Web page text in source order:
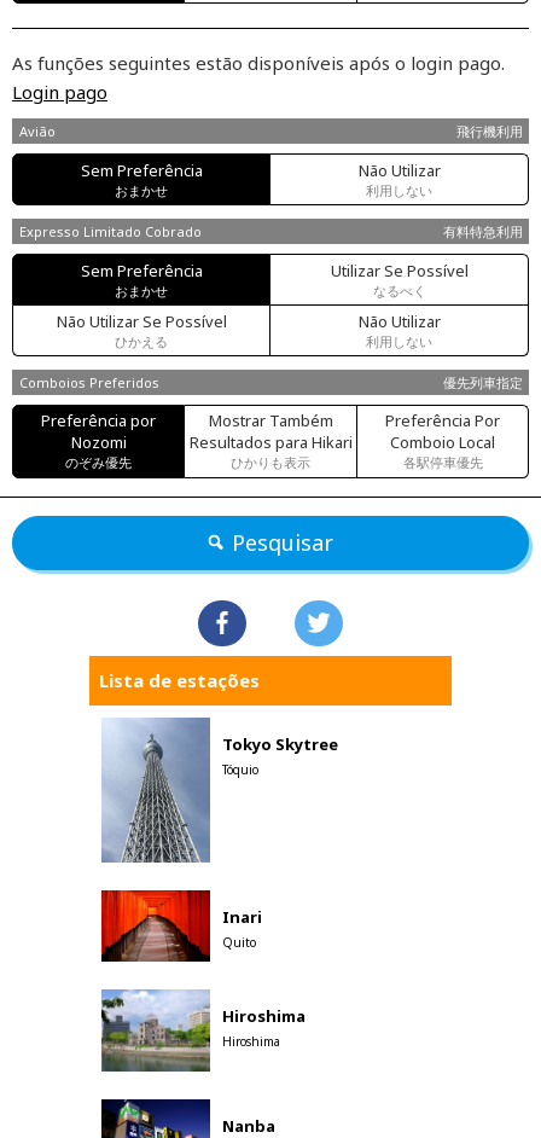
As funções seguintes estão disponíveis após o login pago.
Login pago
Avião 飛行機利用
Sem Preferência
おまかせ
Não Utilizar
利用しない
Expresso Limitado Cobrado 有料特急利用
Sem Preferência
おまかせ
Utilizar Se Possível
なるべく
Não Utilizar Se Possível
ひかえる
Não Utilizar
利用しない
Comboios Preferidos 優先列車指定
Preferência por
Nozomi
のぞみ優先
Mostrar Também
Resultados para Hikari
ひかりも表示
Preferência Por
Comboio Local
各駅停車優先
Pesquisar
Lista de estações
Tokyo Skytree
Tóquio
Inari
Quito
Hiroshima
Hiroshima
Nanba